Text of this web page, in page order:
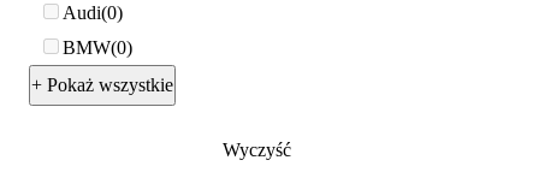
Audi 0
BMW 0
+ Pokaż wszystkie
Wyczyść